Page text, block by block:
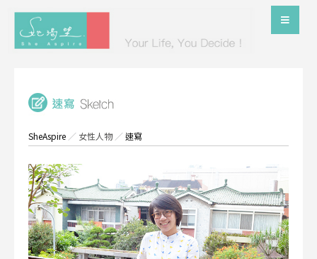
SheAspire ／ 女性人物／速寫